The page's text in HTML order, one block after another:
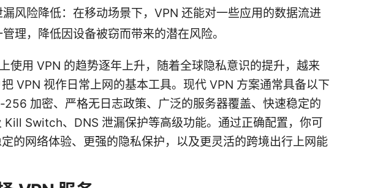
风险降低：在移动场景下，VPN 还能对一些应用的数据流进
理，降低因设备被窃而带来的潜在风险。
使用 VPN 的趋势逐年上升，随着全球隐私意识的提升，越来
VPN 视作日常上网的基本工具。现代 VPN 方案通常具备以下
加密、严格无日志政策、广泛的服务器覆盖、快速稳定的
Kill Switch、DNS 泄漏保护等高级功能。通过正确配置，你可
的网络体验、更强的隐私保护，以及更灵活的跨境出行上网能